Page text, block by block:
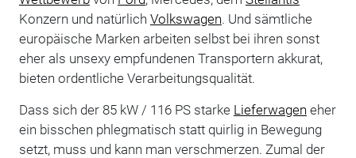
Konzern und natürlich Volkswagen. Und sämtliche
europäische Marken arbeiten selbst bei ihren sonst
eher als unsexy empfundenen Transportern akkurat,
bieten ordentliche Verarbeitungsqualität.
Dass sich der 85 kW / 116 PS starke Lieferwagen eher
ein bisschen phlegmatisch statt quirlig in Bewegung
setzt, muss und kann man verschmerzen. Zumal der